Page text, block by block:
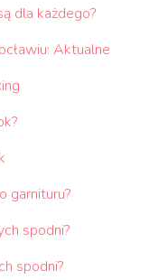
dla każdego?
Aktualne
garnituru?
spodni?
spodni?